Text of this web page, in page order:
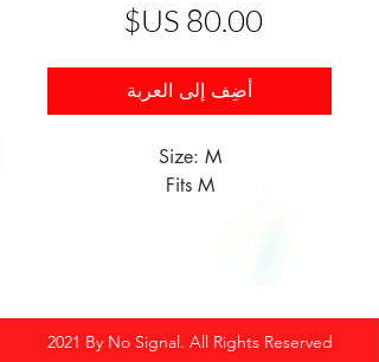
‏80.00 US$
أضِف إلى العربة
Size: M
Fits M
2021 By No Signal. All Rights Reserved